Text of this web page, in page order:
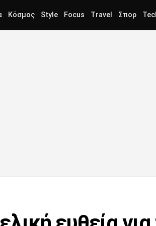
Κόσμος Style Focus Travel Σπορ